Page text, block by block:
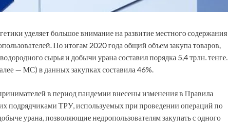
уделяет большое внимание на развитие местного содержания
По итогам 2020 года общий объем закупа товаров,
сырья и добычи урана составил порядка 5,4 трлн. тенге.
— МС) в данных закупках составила 46%.
в период пандемии внесены изменения в Правила
подрядчиками ТРУ, используемых при проведении операций по
урана, позволяющие недропользователям закупать с одного